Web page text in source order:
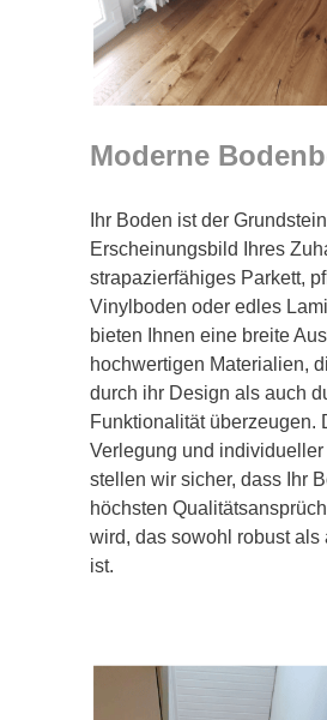
Moderne
Ihr Boden ist der
Erscheinungsbild Ihres
strapazierfähiges Parkett,
Vinylboden oder edles
bieten Ihnen eine breite
hochwertigen Materialien,
durch ihr Design als auch
Funktionalität überzeugen.
Verlegung und individueller
stellen wir sicher, dass Ihr
höchsten
wird, das sowohl robust als
ist.